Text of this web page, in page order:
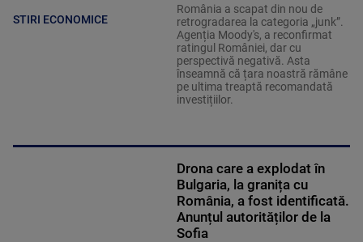
STIRI ECONOMICE
România a scapat din nou de
retrogradarea la categoria „junk”.
Agenția Moody's, a reconfirmat
ratingul României, dar cu
perspectivă negativă. Asta
înseamnă că țara noastră rămâne
pe ultima treaptă recomandată
investițiilor.
Drona care a explodat în
Bulgaria, la granița cu
România, a fost identificată.
Anunțul autorităților de la
Sofia